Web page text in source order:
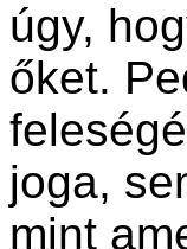
úgy,
őket.
joga,
mint